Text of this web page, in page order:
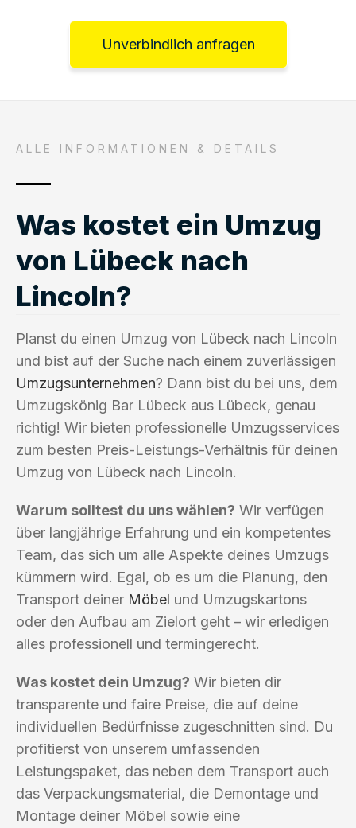
Unverbindlich anfragen
ALLE INFORMATIONEN & DETAILS
Was kostet ein Umzug
von Lübeck nach
Lincoln?
Planst du einen Umzug von Lübeck nach Lincoln
und bist auf der Suche nach einem zuverlässigen
Umzugsunternehmen? Dann bist du bei uns, dem
Umzugskönig Bar Lübeck aus Lübeck, genau
richtig! Wir bieten professionelle Umzugsservices
zum besten Preis-Leistungs-Verhältnis für deinen
Umzug von Lübeck nach Lincoln.
Warum solltest du uns wählen? Wir verfügen
über langjährige Erfahrung und ein kompetentes
Team, das sich um alle Aspekte deines Umzugs
kümmern wird. Egal, ob es um die Planung, den
Transport deiner Möbel und Umzugskartons
oder den Aufbau am Zielort geht – wir erledigen
alles professionell und termingerecht.
Was kostet dein Umzug? Wir bieten dir
transparente und faire Preise, die auf deine
individuellen Bedürfnisse zugeschnitten sind. Du
profitierst von unserem umfassenden
Leistungspaket, das neben dem Transport auch
das Verpackungsmaterial, die Demontage und
Montage deiner Möbel sowie eine